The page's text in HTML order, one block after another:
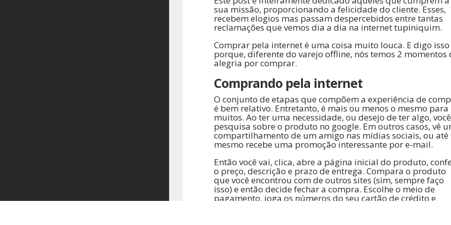
sua missão, proporcionando a felicidade do cliente. Esses,
recebem elogios mas passam despercebidos entre tantas
reclamações que vemos dia a dia na internet tupiniquim.
Comprar pela internet é uma coisa muito louca. E digo isso
porque, diferente do varejo offline, nós temos 2 momentos
alegria por comprar.
Comprando pela internet
O conjunto de etapas que compõem a experiência de
é bem relativo. Entretanto, é mais ou menos o mesmo para
muitos. Ao ter uma necessidade, ou desejo de ter algo, você
pesquisa sobre o produto no google. Em outros casos, vê
compartilhamento de um amigo nas mídias sociais, ou até
mesmo recebe uma promoção interessante por e-mail.
Então você vai, clica, abre a página inicial do produto,
o preço, descrição e prazo de entrega. Compara o produto
que você encontrou com de outros sites (sim, sempre faço
isso) e então decide fechar a compra. Escolhe o meio de
pagamento, joga os números do seu cartão de crédito e